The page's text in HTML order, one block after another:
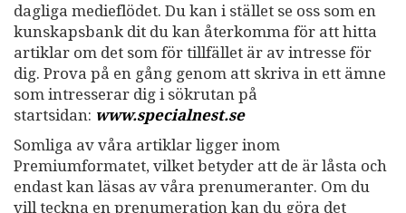
dagliga medieflödet. Du kan i stället se oss som en
kunskapsbank dit du kan återkomma för att hitta
artiklar om det som för tillfället är av intresse för
dig. Prova på en gång genom att skriva in ett ämne
som intresserar dig i sökrutan på
startsidan: www.specialnest.se
Somliga av våra artiklar ligger inom
Premiumformatet, vilket betyder att de är låsta och
endast kan läsas av våra prenumeranter. Om du
vill teckna en prenumeration kan du göra det